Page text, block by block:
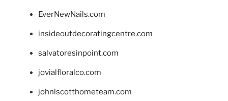
EverNewNails.com
insideoutdecoratingcentre.com
salvatoresinpoint.com
jovialfloralco.com
johnlscotthometeam.com